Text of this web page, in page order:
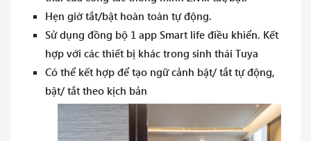
Hẹn giờ tắt/bật hoàn toàn tự động.
Sử dụng đồng bộ 1 app Smart life điều khiển. Kết
hợp với các thiết bị khác trong sinh thái Tuya
Có thể kết hợp để tạo ngữ cảnh bật/ tắt tự động,
bật/ tắt theo kịch bản